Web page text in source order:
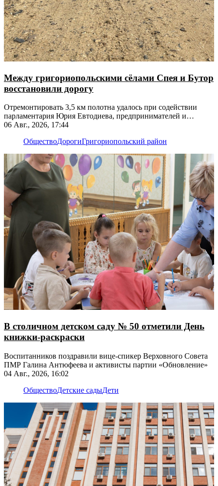
Между григориопольскими сёлами Спея и Бутор
восстановили дорогу
Отремонтировать 3,5 км полотна удалось при содействии
парламентария Юрия Евтодиева, предпринимателей и
жителей
06 Авг., 2026, 17:44
ОбществоДорогиГригориопольский район
В столичном детском саду № 50 отметили День
книжки-раскраски
Воспитанников поздравили вице-спикер Верховного Совета
ПМР Галина Антюфеева и активисты партии «Обновление»
04 Авг., 2026, 16:02
ОбществоДетские садыДети